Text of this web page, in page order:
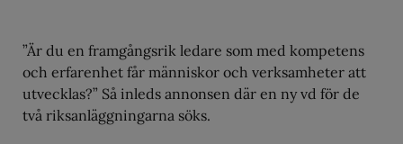
”Är du en framgångsrik ledare som med kompetens
och erfarenhet får människor och verksamheter att
utvecklas?” Så inleds annonsen där en ny vd för de
två riksanläggningarna söks.